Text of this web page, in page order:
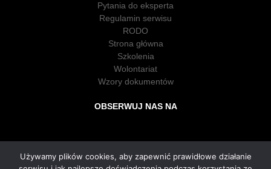
Pytania do eksperta
Regulamin serwisu
RODO
Strona główna
Szkolenia
Wolontariat
Wzory dokumentów
OBSERWUJ NAS NA
Używamy plików cookies, aby zapewnić prawidłowe działanie